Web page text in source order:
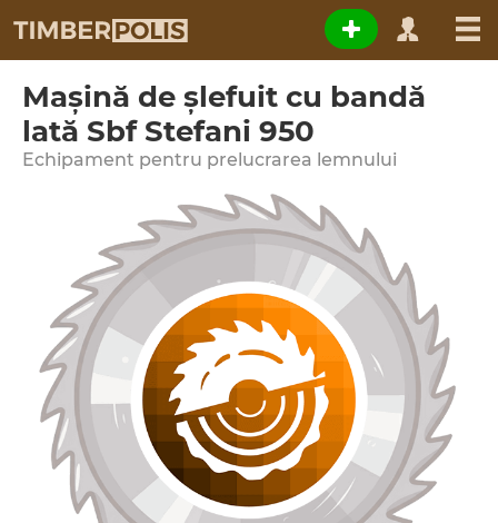
Maşină de şlefuit cu bandă
lată Sbf Stefani 950
Echipament pentru prelucrarea lemnului